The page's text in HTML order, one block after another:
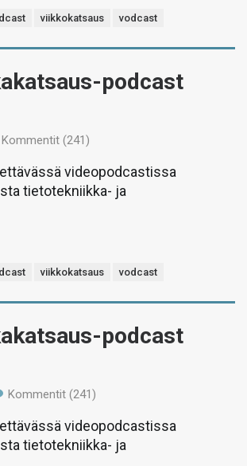
viikkokatsaus vodcast
podcast
Kommentit (241)
videopodcastissa
tietotekniikka- ja
viikkokatsaus vodcast
podcast
Kommentit (241)
videopodcastissa
tietotekniikka- ja